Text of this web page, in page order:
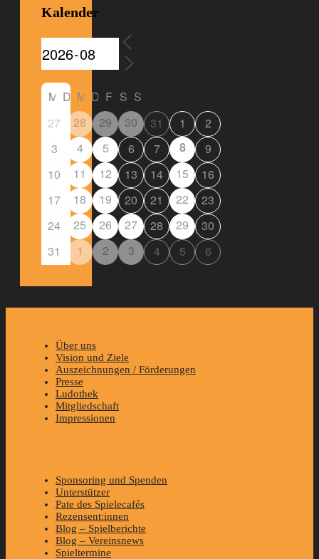
Kalender
M D M D F S S
27
28 29 30 31 1
2
3
4 5 6 7 8
9
10
11 12 13 14 15
16
17
18 19 20 21 22
23
24
25 26 27 28 29
30
31
1 2 3 4 5 6
Über uns
Vision und Ziele
Auszeichnungen / Förderungen
Presse
Ludothek
Mitgliedschaft
Impressionen
Sponsoring und Spenden
Unterstützer
Pate des Spielecafés
Rezensent:innen
Blog – Spielberichte
Blog – Vereinsnews
Spieltermine